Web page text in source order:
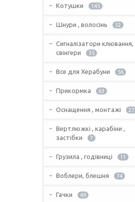
Котушки 145
Шнури , волосінь 32
Сигналізатори клювання,
свінгери
35
Все для Херабуни 56
Прикормка 63
Оснащення , монтажі 27
Вертлюжкі , карабіни ,
застібки
7
Грузила , годівниці 11
Воблери, блешня 74
Гачки 49